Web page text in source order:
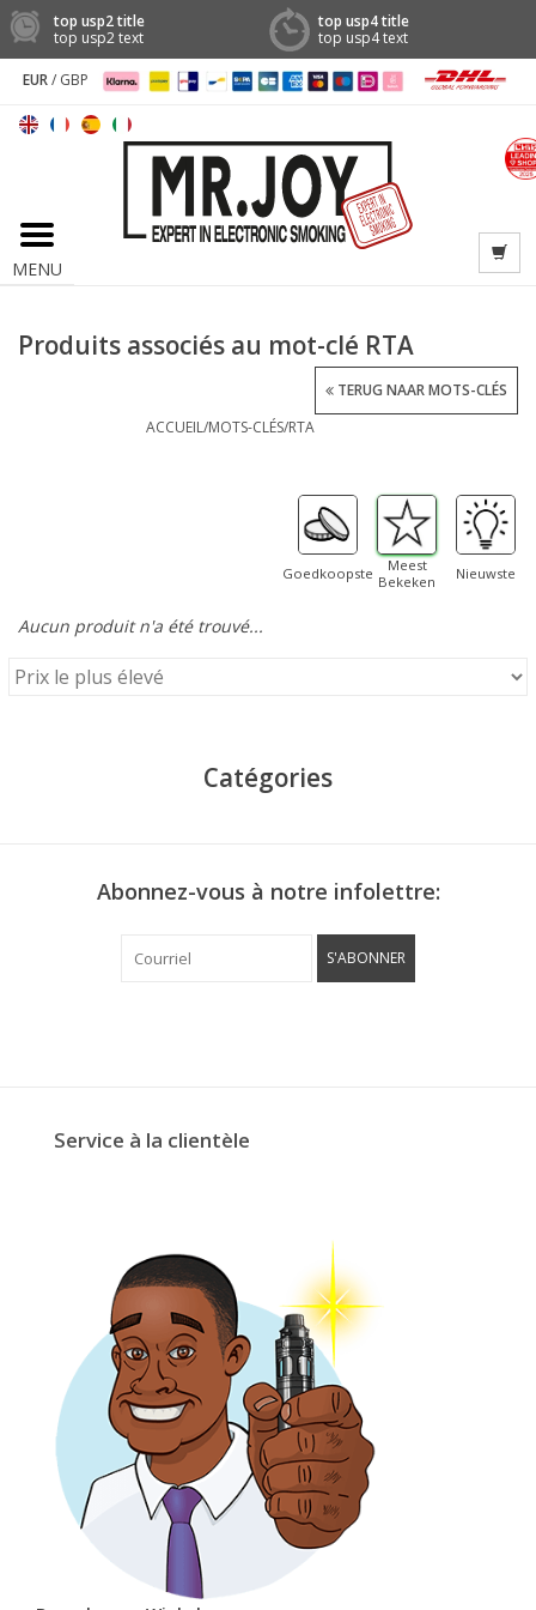
top usp2 title
top usp2 text
top usp4 title
top usp4 text
EUR/ GBP
MENU
Produits associés au mot-clé RTA
ACCUEIL/MOTS-CLÉS/RTA
TERUG NAAR MOTS-CLÉS
Goedkoopste
Meest
Bekeken
Nieuwste
Aucun produit n'a été trouvé...
Catégories
Abonnez-vous à notre infolettre:
S'ABONNER
Service à la clientèle